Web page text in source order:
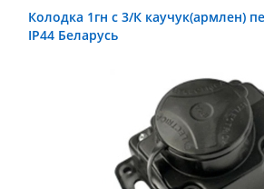
Колодка 1гн с 3/К каучук(армлен)
IP44 Беларусь